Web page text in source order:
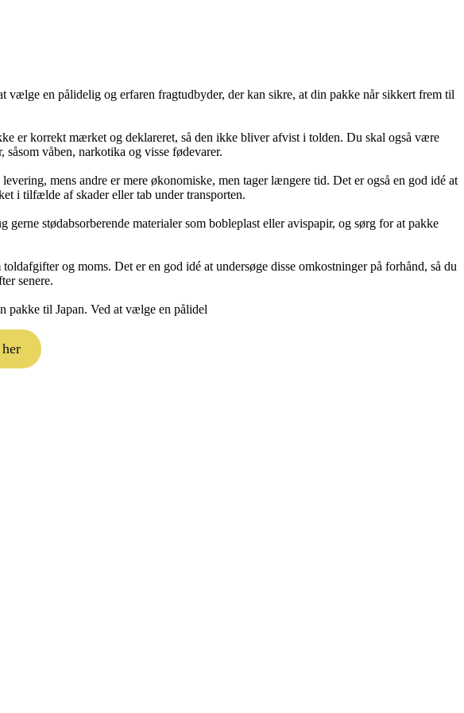
en pålidelig og erfaren fragtudbyder, der kan sikre, at din pakke når sikkert frem til
er korrekt mærket og deklareret, så den ikke bliver afvist i tolden. Du skal også være
våben, narkotika og visse fødevarer.
mens andre er mere økonomiske, men tager længere tid. Det er også en god idé at
i tilfælde af skader eller tab under transporten.
stødabsorberende materialer som bobleplast eller avispapir, og sørg for at pakke
og moms. Det er en god idé at undersøge disse omkostninger på forhånd, så du
senere.
pakke til Japan. Ved at vælge en pålidel